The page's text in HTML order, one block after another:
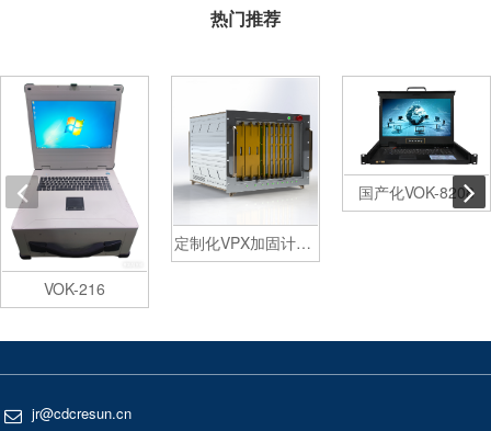
热门推荐
VOK-216
定制化VPX加固计算机
国产化VOK-8208
jr@cdcresun.cn